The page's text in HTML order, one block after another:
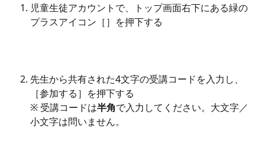
児童生徒アカウントで、トップ画面右下にある緑の
プラスアイコン［］を押下する
先生から共有された4文字の受講コードを入力し、
［参加する］を押下する
※ 受講コードは半角で入力してください。大文字／
小文字は問いません。